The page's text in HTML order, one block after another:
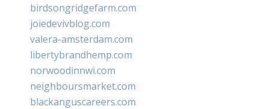
birdsongridgefarm.com
joiedevivblog.com
valera-amsterdam.com
libertybrandhemp.com
norwoodinnwi.com
neighboursmarket.com
blackanguscareers.com